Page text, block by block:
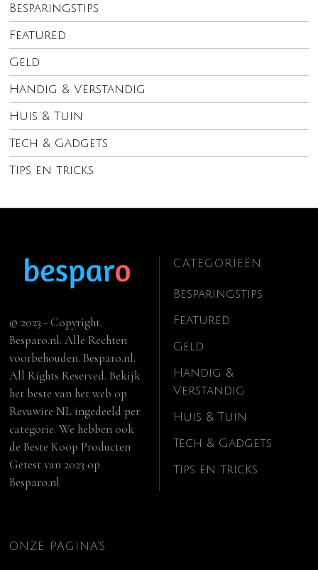
Besparingstips
Featured
Geld
Handig & Verstandig
Huis & Tuin
Tech & Gadgets
Tips en tricks
© 2023 - Copyright.
Besparo.nl. Alle Rechten
voorbehouden. Besparo.nl.
All Rights Reserved. Bekijk
het beste van het web op
Revuwire NL ingedeeld per
categorie. We hebben ook
deBeste Koop Producten
Getest van 2023 op
Besparo.nl
CATEGORIEËN
Besparingstips
Featured
Geld
Handig &
Verstandig
Huis & Tuin
Tech & Gadgets
Tips en tricks
ONZE PAGINA’S